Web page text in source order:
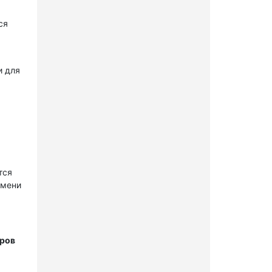
для